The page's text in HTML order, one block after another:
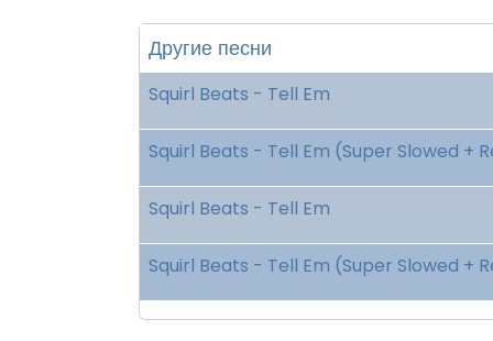
Другие песни
Squirl Beats - Tell Em
Squirl Beats - Tell Em (Super Slowed +
Squirl Beats - Tell Em
Squirl Beats - Tell Em (Super Slowed +